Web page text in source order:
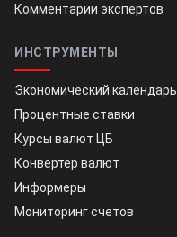
Комментарии экспертов
ИНСТРУМЕНТЫ
Экономический календарь
Процентные ставки
Курсы валют ЦБ
Конвертер валют
Информеры
Мониторинг счетов